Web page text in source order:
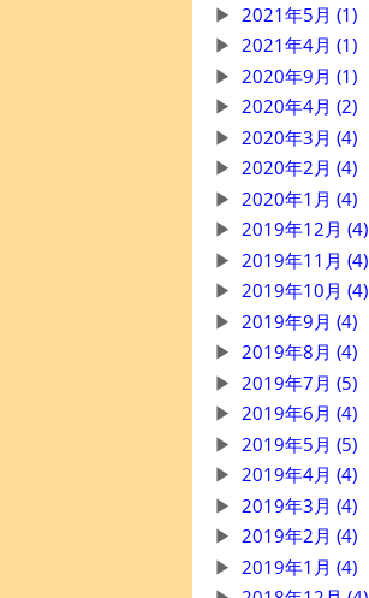
2021年5月 (1)
2021年4月 (1)
2020年9月 (1)
2020年4月 (2)
2020年3月 (4)
2020年2月 (4)
2020年1月 (4)
2019年12月 (4)
2019年11月 (4)
2019年10月 (4)
2019年9月 (4)
2019年8月 (4)
2019年7月 (5)
2019年6月 (4)
2019年5月 (5)
2019年4月 (4)
2019年3月 (4)
2019年2月 (4)
2019年1月 (4)